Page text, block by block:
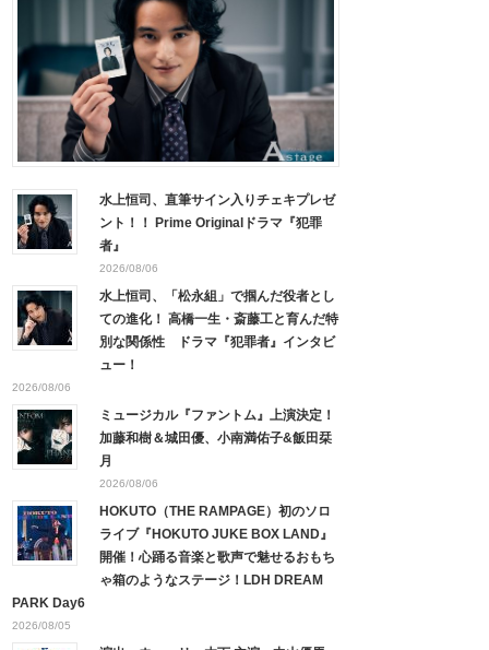
水上恒司、直筆サイン入りチェキプレゼ
ント！！ Prime Originalドラマ『犯罪
者』
2026/08/06
水上恒司、「松永組」で掴んだ役者とし
ての進化！ 高橋一生・斎藤工と育んだ特
別な関係性 ドラマ『犯罪者』インタビ
ュー！
2026/08/06
ミュージカル『ファントム』上演決定！
加藤和樹＆城田優、小南満佑子&飯田栞
月
2026/08/06
HOKUTO（THE RAMPAGE）初のソロ
ライブ『HOKUTO JUKE BOX LAND』
開催！心踊る音楽と歌声で魅せるおもち
ゃ箱のようなステージ！LDH DREAM
PARK Day6
2026/08/05